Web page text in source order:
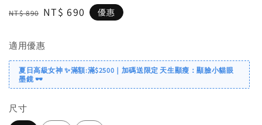
Regular
NT$ 890 Sale
NT$ 690 優惠
適用優惠
夏日高級女神 ✨滿額:滿$2500｜加碼送限定 天生顯瘦：顯臉小貓眼
墨鏡 🕶️
尺寸